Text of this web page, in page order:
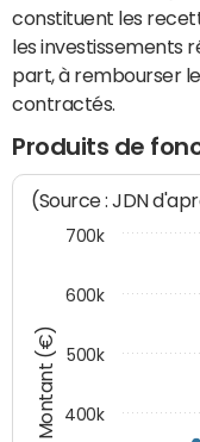
constituent les
les investissements
part, à rembourser
contractés.
Produits de
Montant (€)
(Source : JDN
400k
500k
600k
700k